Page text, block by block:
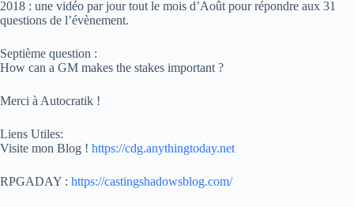
2018 : une vidéo par jour tout le mois d’Août pour répondre aux 31
questions de l’évènement.
Septième question :
How can a GM makes the stakes important ?
Merci à Autocratik !
Liens Utiles:
Visite mon Blog ! https://cdg.anythingtoday.net
RPGADAY : https://castingshadowsblog.com/